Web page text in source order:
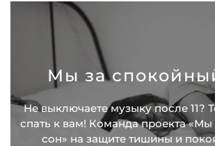
Мы за
Не выключаете музыку после 11?
спать к вам! Команда проекта
сон» на защите тишины и